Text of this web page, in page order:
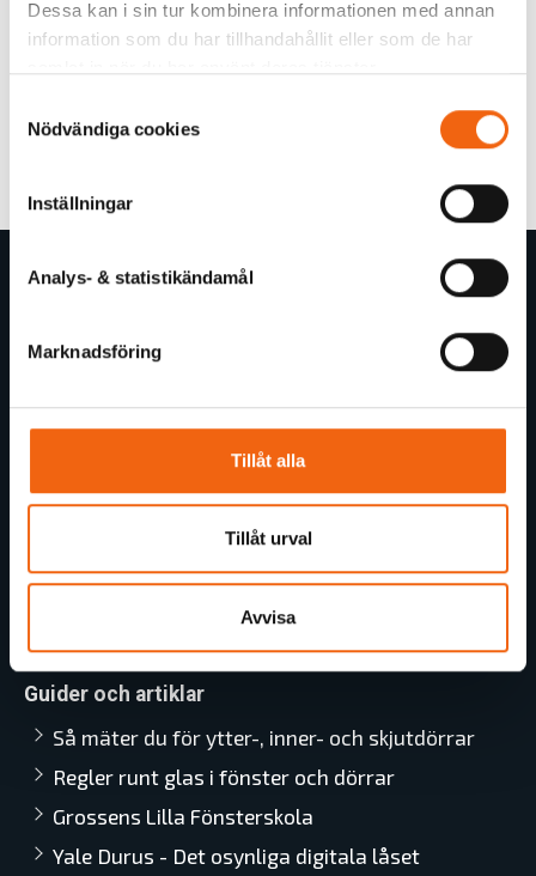
Dessa kan i sin tur kombinera informationen med annan
information som du har tillhandahållit eller som de har
Nödvändiga cookies
Inställningar
Analys- & statistikändamål
Marknadsföring
Tillåt alla
Tillåt urval
Avvisa
Om byggGrossen
Kundtjänst
Trygg E-handel
Utförsäljning
ByggGrossens Nyhetsbrev
Guider och artiklar
Så mäter du för ytter-, inner- och skjutdörrar
Regler runt glas i fönster och dörrar
Grossens Lilla Fönsterskola
Yale Durus - Det osynliga digitala låset